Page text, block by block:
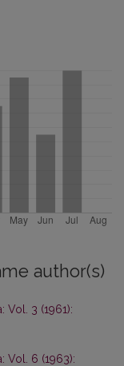
author(s)
Vol. 3 (1961):
Vol. 6 (1963):